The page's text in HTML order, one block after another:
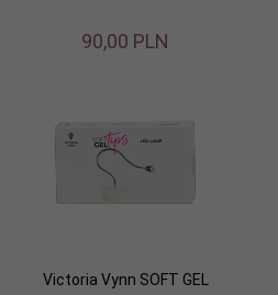
90,00 PLN
Victoria Vynn SOFT GEL